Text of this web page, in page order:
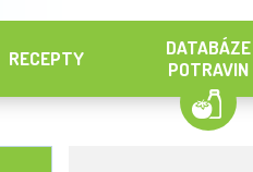
RECEPTY
DATABÁZE
POTRAVIN